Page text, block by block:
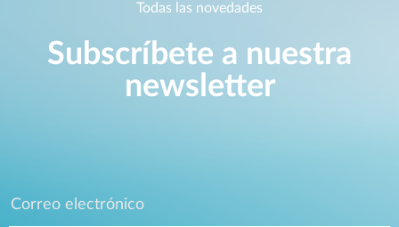
Todas las novedades
Subscríbete a nuestra
newsletter